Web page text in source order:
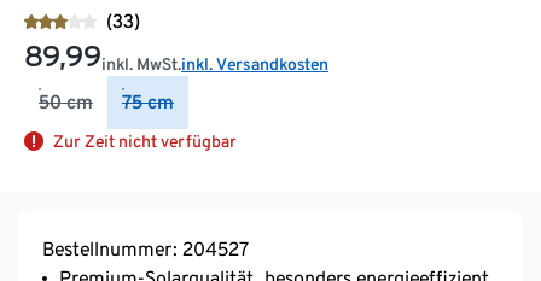
(33)
89,99inkl. MwSt.inkl. Versandkosten
50 cm 75 cm
Zur Zeit nicht verfügbar
Bestellnummer: 204527